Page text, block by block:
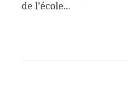
de l’école...